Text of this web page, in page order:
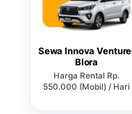
Sewa Innova
Blora
Harga Rental Rp.
550.000 (Mobil) / Hari